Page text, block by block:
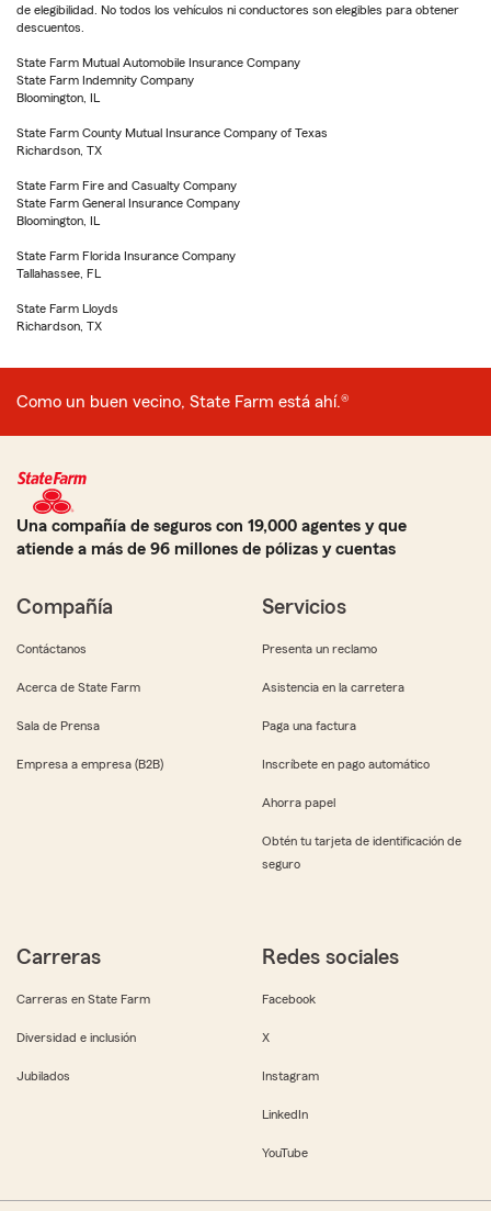
de elegibilidad. No todos los vehículos ni conductores son elegibles para obtener
descuentos.
State Farm Mutual Automobile Insurance Company
State Farm Indemnity Company
Bloomington, IL
State Farm County Mutual Insurance Company of Texas
Richardson, TX
State Farm Fire and Casualty Company
State Farm General Insurance Company
Bloomington, IL
State Farm Florida Insurance Company
Tallahassee, FL
State Farm Lloyds
Richardson, TX
Como un buen vecino, State Farm está ahí.®
Una compañía de seguros con 19,000 agentes y que
atiende a más de 96 millones de pólizas y cuentas
Compañía
Contáctanos
Acerca de State Farm
Sala de Prensa
Empresa a empresa (B2B)
Servicios
Presenta un reclamo
Asistencia en la carretera
Paga una factura
Inscríbete en pago automático
Ahorra papel
Obtén tu tarjeta de identificación de
seguro
Carreras
Carreras en State Farm
Diversidad e inclusión
Jubilados
Redes sociales
Facebook
X
Instagram
LinkedIn
YouTube